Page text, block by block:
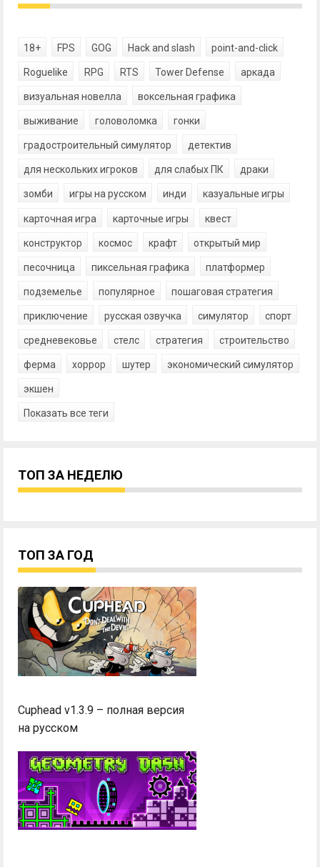
18+ FPS GOG Hack and slash point-and-click
Roguelike RPG RTS Tower Defense аркада
визуальная новелла воксельная графика
выживание головоломка гонки
градостроительный симулятор детектив
для нескольких игроков для слабых ПК драки
зомби игры на русском инди казуальные игры
карточная игра карточные игры квест
конструктор космос крафт открытый мир
песочница пиксельная графика платформер
подземелье популярное пошаговая стратегия
приключение русская озвучка симулятор спорт
средневековье стелс стратегия строительство
ферма хоррор шутер экономический симулятор
экшен
Показать все теги
ТОП ЗА НЕДЕЛЮ
ТОП ЗА ГОД
Cuphead v1.3.9 – полная версия
на русском